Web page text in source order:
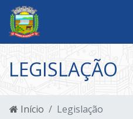
LEGISLAÇÃO
Início Legislação